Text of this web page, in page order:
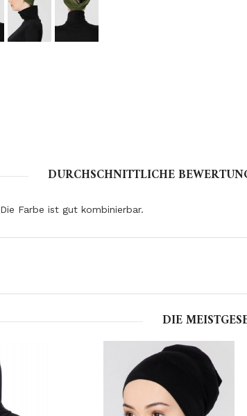
DURCHSCHNITTLICHE
Die Farbe ist gut kombinierbar.
DIE